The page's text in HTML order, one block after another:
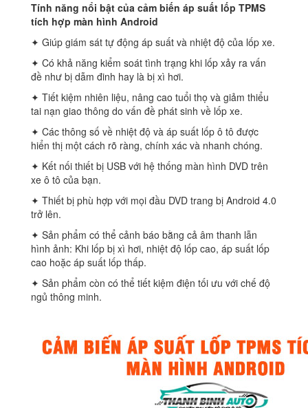
Tính năng nổi bật của cảm biến áp suất lốp TPMS
tích hợp màn hình Android
✦ Giúp giám sát tự động áp suất và nhiệt độ của lốp xe.
✦ Có khả năng kiểm soát tình trạng khi lốp xảy ra vấn
đề như bị dẫm đinh hay là bị xì hơi.
✦ Tiết kiệm nhiên liệu, nâng cao tuổi thọ và giảm thiểu
tai nạn giao thông do vấn đề phát sinh về lốp xe.
✦ Các thông số về nhiệt độ và áp suất lốp ô tô được
hiển thị một cách rõ ràng, chính xác và nhanh chóng.
✦ Kết nối thiết bị USB với hệ thống màn hình DVD trên
xe ô tô của bạn.
✦ Thiết bị phù hợp với mọi đầu DVD trang bị Android 4.0
trở lên.
✦ Sản phẩm có thể cảnh báo bằng cả âm thanh lẫn
hình ảnh: Khi lốp bị xì hơi, nhiệt độ lốp cao, áp suất lốp
cao hoặc áp suất lốp thấp.
✦ Sản phẩm còn có thể tiết kiệm điện tối ưu với chế độ
ngủ thông minh.